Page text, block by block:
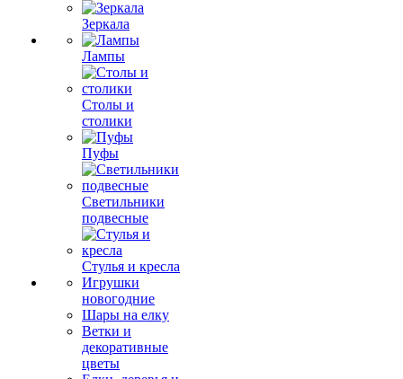
Зеркала
Лампы
Столы и
столики
Пуфы
Светильники
подвесные
Стулья и кресла
Игрушки
новогодние
Шары на елку
Ветки и
декоративные
цветы